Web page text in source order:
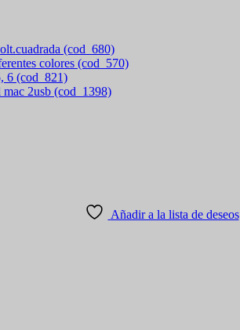
(cod_680)
colores (cod_570)
6 (cod_821)
mac 2usb (cod_1398)
Añadir a la lista de deseos